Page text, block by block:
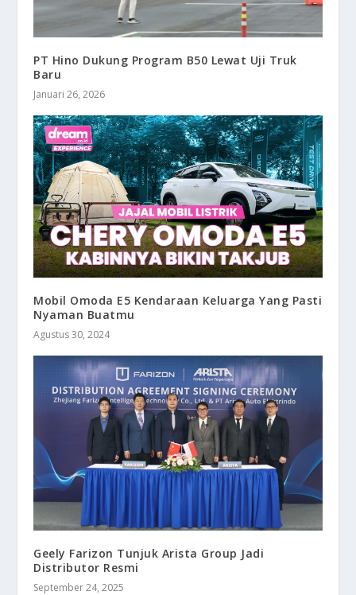
PT Hino Dukung Program B50 Lewat Uji Truk
Baru
Januari 26, 2026
Mobil Omoda E5 Kendaraan Keluarga Yang Pasti
Nyaman Buatmu
Agustus 30, 2024
Geely Farizon Tunjuk Arista Group Jadi
Distributor Resmi
September 24, 2025